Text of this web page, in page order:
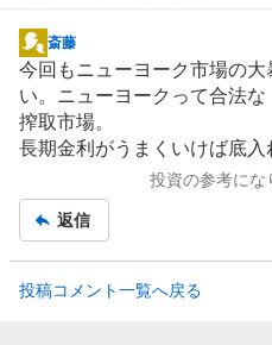
掲
示
板
記
事
斎藤
今回もニューヨーク市場の
い。ニューヨークって合法な
搾取市場。
長期金利がうまくいけば底入
投資の参考にな
返信
投稿コメント一覧へ戻る